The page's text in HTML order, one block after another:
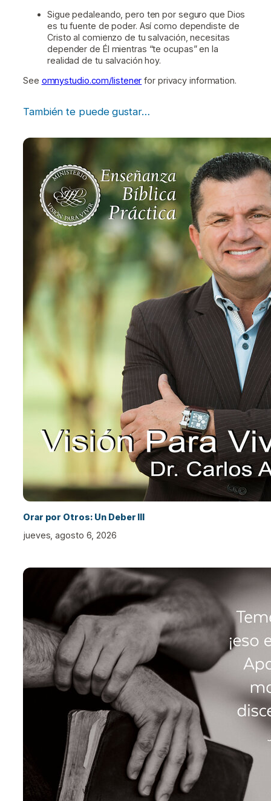
Sigue pedaleando, pero ten por seguro que Dios
es tu fuente de poder. Así como dependiste de
Cristo al comienzo de tu salvación, necesitas
depender de Él mientras “te ocupas” en la
realidad de tu salvación hoy.
See omnystudio.com/listener for privacy information.
También te puede gustar…
Orar por Otros: Un Deber III
jueves, agosto 6, 2026